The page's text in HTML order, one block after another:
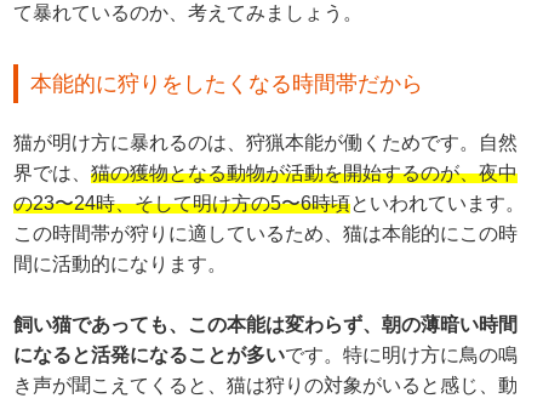
て暴れているのか、考えてみましょう。
本能的に狩りをしたくなる時間帯だから
猫が明け方に暴れるのは、狩猟本能が働くためです。自然
界では、猫の獲物となる動物が活動を開始するのが、夜中
の23〜24時、そして明け方の5〜6時頃といわれています。
この時間帯が狩りに適しているため、猫は本能的にこの時
間に活動的になります。
飼い猫であっても、この本能は変わらず、朝の薄暗い時間
になると活発になることが多いです。特に明け方に鳥の鳴
き声が聞こえてくると、猫は狩りの対象がいると感じ、動